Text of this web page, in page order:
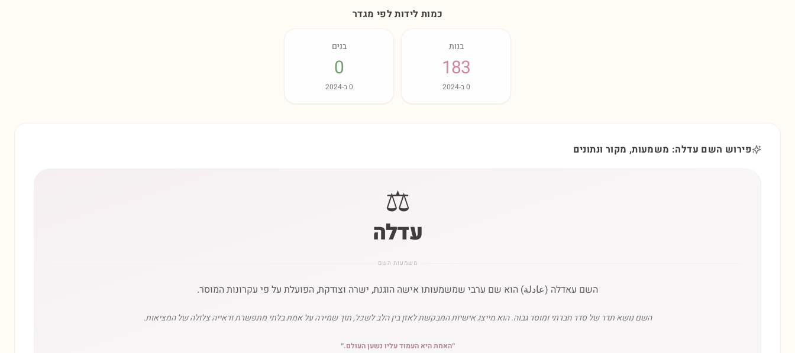
כמות לידות לפי מגדר
בנות
183
0ב-2024
בנים
0
0ב-2024
פירוש השם עדלה: משמעות, מקור ונתונים
⚖️
עדלה
משמעות השם
השם עאדלה (عادلة) הוא שם ערבי שמשמעותו אישה הוגנת, ישרה וצודקת, הפועלת על פי עקרונות המוסר.
השם נושא תדר של סדר חברתי ומוסר גבוה. הוא מייצג אישיות המבקשת לאזן בין הלב לשכל, תוך שמירה על אמת בלתי מתפשרת וראייה צלולה של המציאות.
״האמת היא העמוד עליו נשען העולם.״